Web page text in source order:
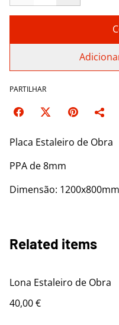
PARTILHAR
Placa Estaleiro de Obra
PPA de 8mm
Dimensão: 1200x800mm
Related items
Lona Estaleiro de Obra
40,00 €